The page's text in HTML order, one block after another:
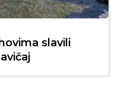
slavili